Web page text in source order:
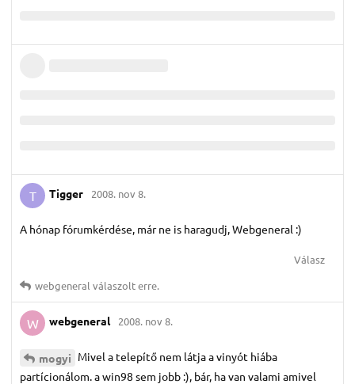
T Tigger 2008. nov 8.
A hónap fórumkérdése, már ne is haragudj, Webgeneral :)
Válasz
webgeneral válaszolt erre.
W webgeneral 2008. nov 8.
mogyi Mivel a telepítő nem látja a vinyót hiába
partícionálom. a win98 sem jobb :), bár, ha van valami amivel